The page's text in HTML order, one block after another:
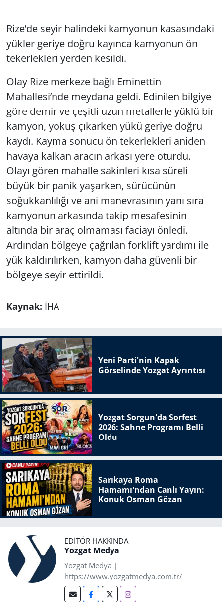
Rize’de seyir halindeki kamyonun kasasındaki
yükler geriye doğru kayınca kamyonun ön
tekerlekleri yerden kesildi.
Olay Rize merkeze bağlı Eminettin
Mahallesi’nde meydana geldi. Edinilen bilgiye
göre demir ve çeşitli uzun metallerle yüklü bir
kamyon, yokuş çıkarken yükü geriye doğru
kaydı. Kayma sonucu ön tekerlekleri aniden
havaya kalkan aracın arkası yere oturdu.
Olayı gören mahalle sakinleri kısa süreli
büyük bir panik yaşarken, sürücünün
soğukkanlılığı ve ani manevrasının yanı sıra
kamyonun arkasında takip mesafesinin
altında bir araç olmaması faciayı önledi.
Ardından bölgeye çağrılan forklift yardımı ile
yük kaldırılırken, kamyon daha güvenli bir
bölgeye seyir ettirildi.
Kaynak: İHA
Yeni Parti'nin Kapak
Görselinde Yozgat Ayrıntısı
Yozgat Sorgun'da Sorfest
2026: Sahne Programı Belli
Oldu
Sarıkaya Roma
Hamamı'ndan Canlı Yayın:
Konuk Osman Gözan
EDITÖR HAKKINDA
Yozgat Medya
Yozgat Medya |
https://www.yozgatmedya.com.tr/